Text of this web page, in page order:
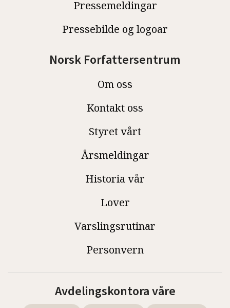
Pressemeldingar
Pressebilde og logoar
Norsk Forfattersentrum
Om oss
Kontakt oss
Styret vårt
Årsmeldingar
Historia vår
Lover
Varslingsrutinar
Personvern
Avdelingskontora våre